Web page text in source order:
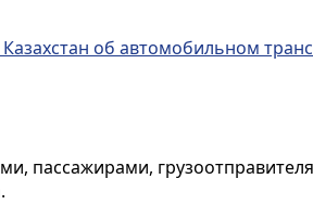
об автомобильном
пассажирами,